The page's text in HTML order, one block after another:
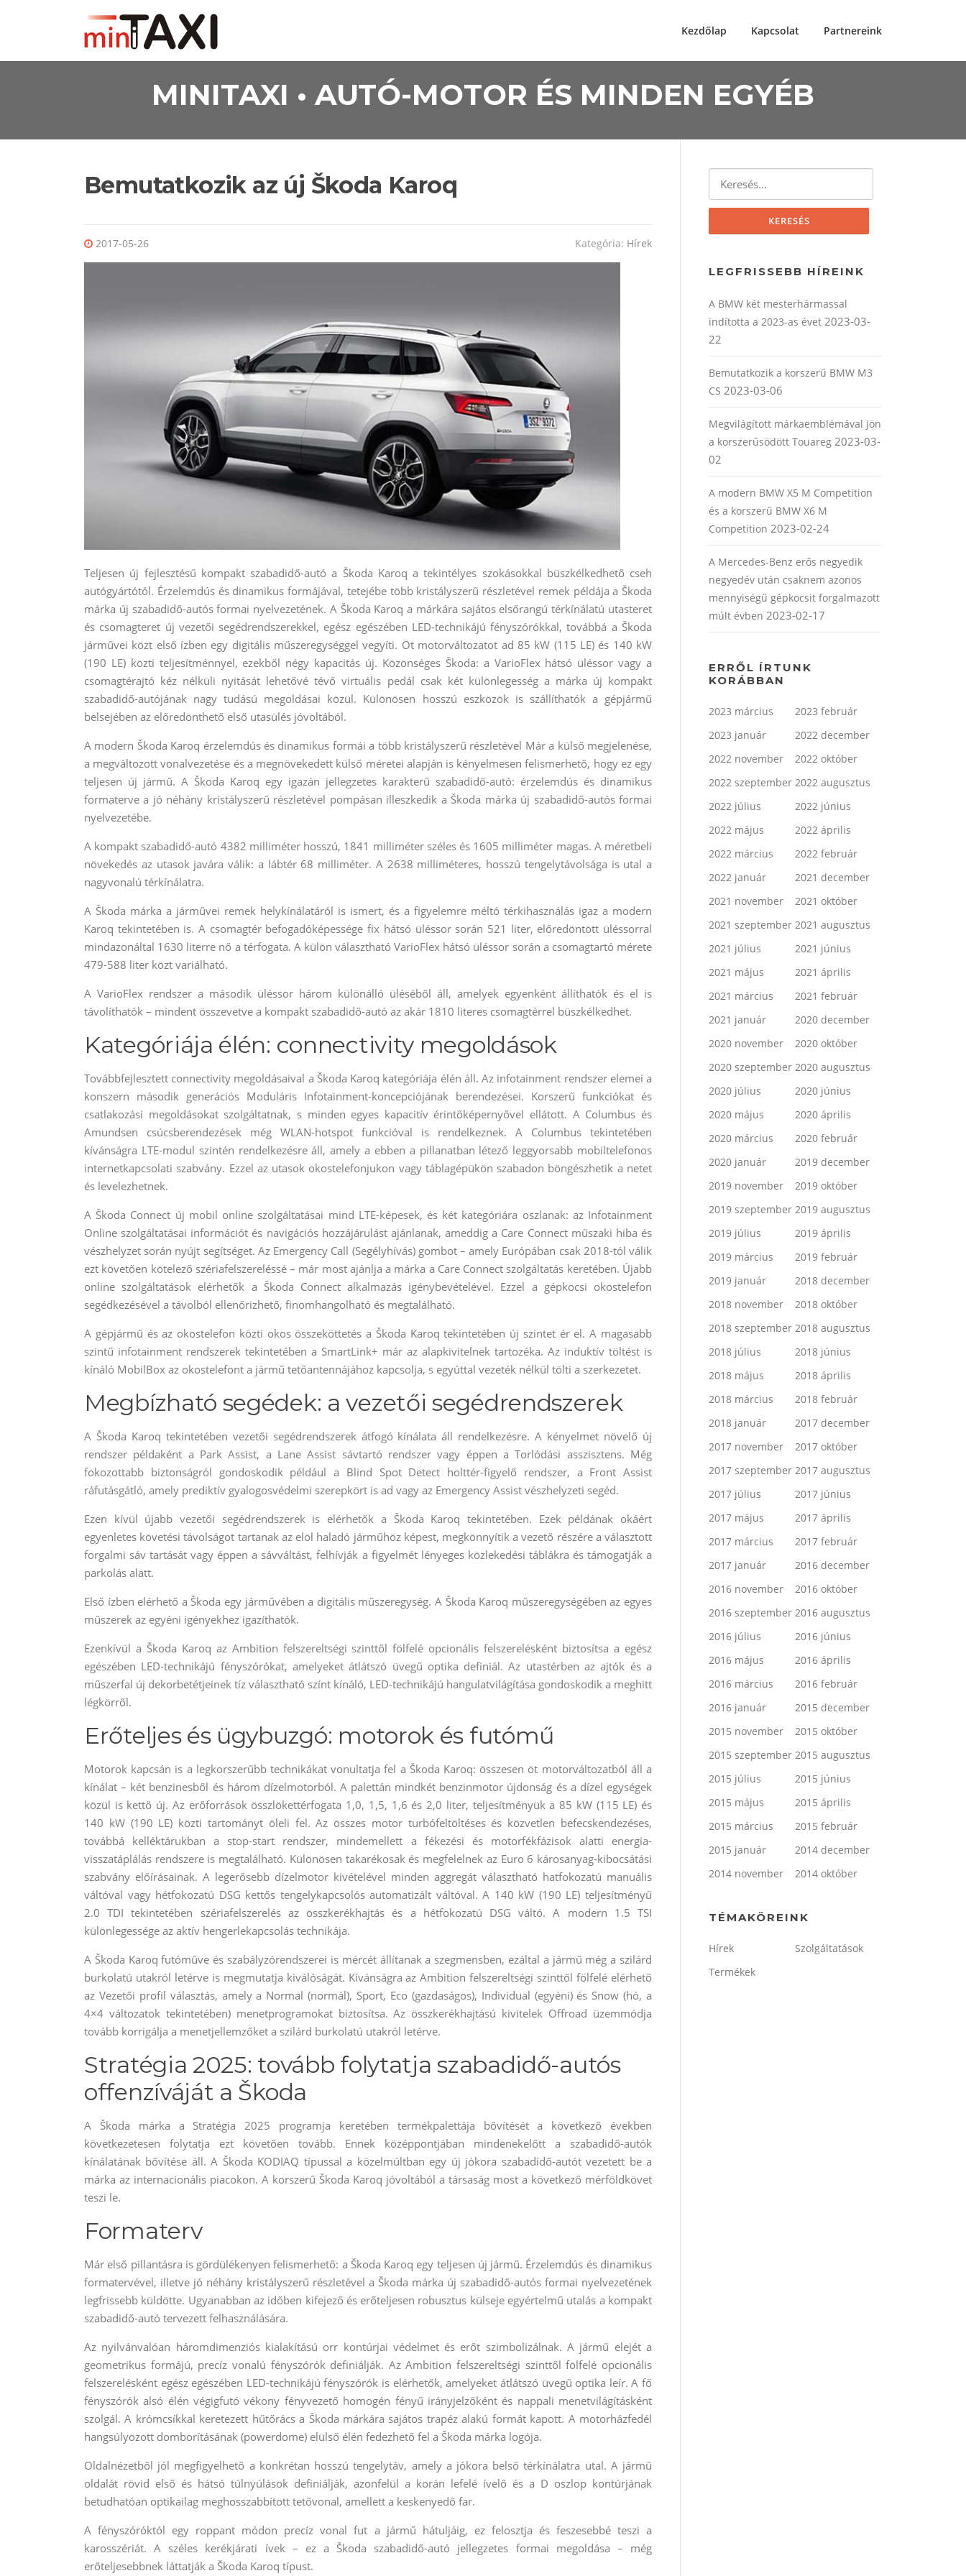
Kezdőlap Kapcsolat Partnereink
MINITAXI • AUTÓ-MOTOR ÉS MINDEN EGYÉB
Bemutatkozik az új Škoda Karoq
2017-05-26 Kategória: Hírek
Teljesen új fejlesztésű kompakt szabadidő-autó a Škoda Karoq a tekintélyes szokásokkal büszkélkedhető cseh
autógyártótól. Érzelemdús és dinamikus formájával, tetejébe több kristályszerű részletével remek példája a Škoda
márka új szabadidő-autós formai nyelvezetének. A Škoda Karoq a márkára sajátos elsőrangú térkínálatú utasteret
és csomagteret új vezetői segédrendszerekkel, egész egészében LED-technikájú fényszórókkal, továbbá a Škoda
járművei közt első ízben egy digitális műszeregységgel vegyíti. Öt motorváltozatot ad 85 kW (115 LE) és 140 kW
(190 LE) közti teljesítménnyel, ezekből négy kapacitás új. Közönséges Škoda: a VarioFlex hátsó üléssor vagy a
csomagtérajtó kéz nélküli nyitását lehetővé tévő virtuális pedál csak két különlegesség a márka új kompakt
szabadidő-autójának nagy tudású megoldásai közül. Különösen hosszú eszközök is szállíthatók a gépjármű
belsejében az előredönthető első utasülés jóvoltából.
A modern Škoda Karoq érzelemdús és dinamikus formái a több kristályszerű részletével Már a külső megjelenése,
a megváltozott vonalvezetése és a megnövekedett külső méretei alapján is kényelmesen felismerhető, hogy ez egy
teljesen új jármű. A Škoda Karoq egy igazán jellegzetes karakterű szabadidő-autó: érzelemdús és dinamikus
formaterve a jó néhány kristályszerű részletével pompásan illeszkedik a Škoda márka új szabadidő-autós formai
nyelvezetébe.
A kompakt szabadidő-autó 4382 milliméter hosszú, 1841 milliméter széles és 1605 milliméter magas. A méretbeli
növekedés az utasok javára válik: a lábtér 68 milliméter. A 2638 milliméteres, hosszú tengelytávolsága is utal a
nagyvonalú térkínálatra.
A Škoda márka a járművei remek helykínálatáról is ismert, és a figyelemre méltó térkihasználás igaz a modern
Karoq tekintetében is. A csomagtér befogadóképessége fix hátsó üléssor során 521 liter, előredöntött üléssorral
mindazonáltal 1630 literre nő a térfogata. A külön választható VarioFlex hátsó üléssor során a csomagtartó mérete
479-588 liter közt variálható.
A VarioFlex rendszer a második üléssor három különálló üléséből áll, amelyek egyenként állíthatók és el is
távolíthatók – mindent összevetve a kompakt szabadidő-autó az akár 1810 literes csomagtérrel büszkélkedhet.
Kategóriája élén: connectivity megoldások
Továbbfejlesztett connectivity megoldásaival a Škoda Karoq kategóriája élén áll. Az infotainment rendszer elemei a
konszern második generációs Moduláris Infotainment-koncepciójának berendezései. Korszerű funkciókat és
csatlakozási megoldásokat szolgáltatnak, s minden egyes kapacitív érintőképernyővel ellátott. A Columbus és
Amundsen csúcsberendezések még WLAN-hotspot funkcióval is rendelkeznek. A Columbus tekintetében
kívánságra LTE-modul szintén rendelkezésre áll, amely a ebben a pillanatban létező leggyorsabb mobiltelefonos
internetkapcsolati szabvány. Ezzel az utasok okostelefonjukon vagy táblagépükön szabadon böngészhetik a netet
és levelezhetnek.
A Škoda Connect új mobil online szolgáltatásai mind LTE-képesek, és két kategóriára oszlanak: az Infotainment
Online szolgáltatásai információt és navigációs hozzájárulást ajánlanak, ameddig a Care Connect műszaki hiba és
vészhelyzet során nyújt segítséget. Az Emergency Call (Segélyhívás) gombot – amely Európában csak 2018-tól válik
ezt követően kötelező szériafelszereléssé – már most ajánlja a márka a Care Connect szolgáltatás keretében. Újabb
online szolgáltatások elérhetők a Škoda Connect alkalmazás igénybevételével. Ezzel a gépkocsi okostelefon
segédkezésével a távolból ellenőrizhető, finomhangolható és megtalálható.
A gépjármű és az okostelefon közti okos összeköttetés a Škoda Karoq tekintetében új szintet ér el. A magasabb
szintű infotainment rendszerek tekintetében a SmartLink+ már az alapkivitelnek tartozéka. Az induktív töltést is
kínáló MobilBox az okostelefont a jármű tetőantennájához kapcsolja, s egyúttal vezeték nélkül tölti a szerkezetet.
Megbízható segédek: a vezetői segédrendszerek
A Škoda Karoq tekintetében vezetői segédrendszerek átfogó kínálata áll rendelkezésre. A kényelmet növelő új
rendszer példaként a Park Assist, a Lane Assist sávtartó rendszer vagy éppen a Torlódási asszisztens. Még
fokozottabb biztonságról gondoskodik például a Blind Spot Detect holttér-figyelő rendszer, a Front Assist
ráfutásgátló, amely prediktív gyalogosvédelmi szerepkört is ad vagy az Emergency Assist vészhelyzeti segéd.
Ezen kívül újabb vezetői segédrendszerek is elérhetők a Škoda Karoq tekintetében. Ezek példának okáért
egyenletes követési távolságot tartanak az elöl haladó járműhöz képest, megkönnyítik a vezető részére a választott
forgalmi sáv tartását vagy éppen a sávváltást, felhívják a figyelmét lényeges közlekedési táblákra és támogatják a
parkolás alatt.
Első ízben elérhető a Škoda egy járművében a digitális műszeregység. A Škoda Karoq műszeregységében az egyes
műszerek az egyéni igényekhez igazíthatók.
Ezenkívül a Škoda Karoq az Ambition felszereltségi szinttől fölfelé opcionális felszerelésként biztosítsa a egész
egészében LED-technikájú fényszórókat, amelyeket átlátszó üvegű optika definiál. Az utastérben az ajtók és a
műszerfal új dekorbetétjeinek tíz választható színt kínáló, LED-technikájú hangulatvilágítása gondoskodik a meghitt
légkörről.
Erőteljes és ügybuzgó: motorok és futómű
Motorok kapcsán is a legkorszerűbb technikákat vonultatja fel a Škoda Karoq: összesen öt motorváltozatból áll a
kínálat – két benzinesből és három dízelmotorból. A palettán mindkét benzinmotor újdonság és a dízel egységek
közül is kettő új. Az erőforrások összlökettérfogata 1,0, 1,5, 1,6 és 2,0 liter, teljesítményük a 85 kW (115 LE) és
140 kW (190 LE) közti tartományt öleli fel. Az összes motor turbófeltöltéses és közvetlen befecskendezéses,
továbbá kelléktárukban a stop-start rendszer, mindemellett a fékezési és motorfékfázisok alatti energia-
visszatáplálás rendszere is megtalálható. Különösen takarékosak és megfelelnek az Euro 6 károsanyag-kibocsátási
szabvány előírásainak. A legerősebb dízelmotor kivételével minden aggregát választható hatfokozatú manuális
váltóval vagy hétfokozatú DSG kettős tengelykapcsolós automatizált váltóval. A 140 kW (190 LE) teljesítményű
2.0 TDI tekintetében szériafelszerelés az összkerékhajtás és a hétfokozatú DSG váltó. A modern 1.5 TSI
különlegessége az aktív hengerlekapcsolás technikája.
A Škoda Karoq futóműve és szabályzórendszerei is mércét állítanak a szegmensben, ezáltal a jármű még a szilárd
burkolatú utakról letérve is megmutatja kiválóságát. Kívánságra az Ambition felszereltségi szinttől fölfelé elérhető
az Vezetői profil választás, amely a Normal (normál), Sport, Eco (gazdaságos), Individual (egyéni) és Snow (hó, a
4×4 változatok tekintetében) menetprogramokat biztosítsa. Az összkerékhajtású kivitelek Offroad üzemmódja
tovább korrigálja a menetjellemzőket a szilárd burkolatú utakról letérve.
Stratégia 2025: tovább folytatja szabadidő-autós
offenzíváját a Škoda
A Škoda márka a Stratégia 2025 programja keretében termékpalettája bővítését a következő években
következetesen folytatja ezt követően tovább. Ennek középpontjában mindenekelőtt a szabadidő-autók
kínálatának bővítése áll. A Škoda KODIAQ típussal a közelmúltban egy új jókora szabadidő-autót vezetett be a
márka az internacionális piacokon. A korszerű Škoda Karoq jóvoltából a társaság most a következő mérföldkövet
teszi le.
Formaterv
Már első pillantásra is gördülékenyen felismerhető: a Škoda Karoq egy teljesen új jármű. Érzelemdús és dinamikus
formatervével, illetve jó néhány kristályszerű részletével a Škoda márka új szabadidő-autós formai nyelvezetének
legfrissebb küldötte. Ugyanabban az időben kifejező és erőteljesen robusztus külseje egyértelmű utalás a kompakt
szabadidő-autó tervezett felhasználására.
Az nyilvánvalóan háromdimenziós kialakítású orr kontúrjai védelmet és erőt szimbolizálnak. A jármű elejét a
geometrikus formájú, precíz vonalú fényszórók definiálják. Az Ambition felszereltségi szinttől fölfelé opcionális
felszerelésként egész egészében LED-technikájú fényszórók is elérhetők, amelyeket átlátszó üvegű optika leír. A fő
fényszórók alsó élén végigfutó vékony fényvezető homogén fényű irányjelzőként és nappali menetvilágításként
szolgál. A krómcsíkkal keretezett hűtőrács a Škoda márkára sajátos trapéz alakú formát kapott. A motorházfedél
hangsúlyozott domborításának (powerdome) elülső élén fedezhető fel a Škoda márka logója.
Oldalnézetből jól megfigyelhető a konkrétan hosszú tengelytáv, amely a jókora belső térkínálatra utal. A jármű
oldalát rövid első és hátsó túlnyúlások definiálják, azonfelül a korán lefelé ívelő és a D oszlop kontúrjának
betudhatóan optikailag meghosszabbított tetővonal, amellett a keskenyedő far.
A fényszóróktól egy roppant módon precíz vonal fut a jármű hátuljáig, ez felosztja és feszesebbé teszi a
karosszériát. A széles kerékjárati ívek – ez a Škoda szabadidő-autó jellegzetes formai megoldása – még
erőteljesebbnek láttatják a Škoda Karoq típust.
LEGFRISSEBB HÍREINK
A BMW két mesterhármassal
indította a 2023-as évet 2023-03-
22
Bemutatkozik a korszerű BMW M3
CS 2023-03-06
Megvilágított márkaemblémával jön
a korszerűsödött Touareg 2023-03-
02
A modern BMW X5 M Competition
és a korszerű BMW X6 M
Competition 2023-02-24
A Mercedes-Benz erős negyedik
negyedév után csaknem azonos
mennyiségű gépkocsit forgalmazott
múlt évben 2023-02-17
ERRŐL ÍRTUNK
KORÁBBAN
2023 március
2023 február
2023 január
2022 december
2022 november
2022 október
2022 szeptember 2022 augusztus
2022 július
2022 június
2022 május
2022 április
2022 március
2022 február
2022 január
2021 december
2021 november
2021 október
2021 szeptember 2021 augusztus
2021 július
2021 június
2021 május
2021 április
2021 március
2021 február
2021 január
2020 december
2020 november
2020 október
2020 szeptember 2020 augusztus
2020 július
2020 június
2020 május
2020 április
2020 március
2020 február
2020 január
2019 december
2019 november
2019 október
2019 szeptember 2019 augusztus
2019 július
2019 április
2019 március
2019 február
2019 január
2018 december
2018 november
2018 október
2018 szeptember 2018 augusztus
2018 július
2018 június
2018 május
2018 április
2018 március
2018 február
2018 január
2017 december
2017 november
2017 október
2017 szeptember 2017 augusztus
2017 július
2017 június
2017 május
2017 április
2017 március
2017 február
2017 január
2016 december
2016 november
2016 október
2016 szeptember 2016 augusztus
2016 július
2016 június
2016 május
2016 április
2016 március
2016 február
2016 január
2015 december
2015 november
2015 október
2015 szeptember 2015 augusztus
2015 július
2015 június
2015 május
2015 április
2015 március
2015 február
2015 január
2014 december
2014 november
2014 október
TÉMAKÖREINK
Hírek
Szolgáltatások
Termékek